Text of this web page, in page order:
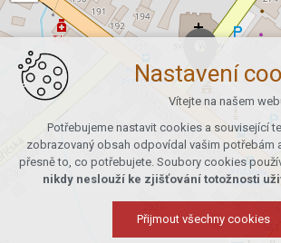
Nastavení
Vítejte na našem
Potřebujeme nastavit cookies a související
zobrazovaný obsah odpovídal vašim potřebám
přesně to, co potřebujete. Soubory cookies
nikdy neslouží ke zjišťování totožnosti
Přijmout všechny cookies